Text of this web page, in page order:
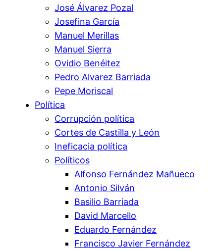
José Álvarez Pozal
Josefina García
Manuel Merillas
Manuel Sierra
Ovidio Benéitez
Pedro Alvarez Barriada
Pepe Moriscal
Política
Corrupción política
Cortes de Castilla y León
Ineficacia política
Políticos
Alfonso Fernández Mañueco
Antonio Silván
Basilio Barriada
David Marcello
Eduardo Fernández
Francisco Javier Fernández